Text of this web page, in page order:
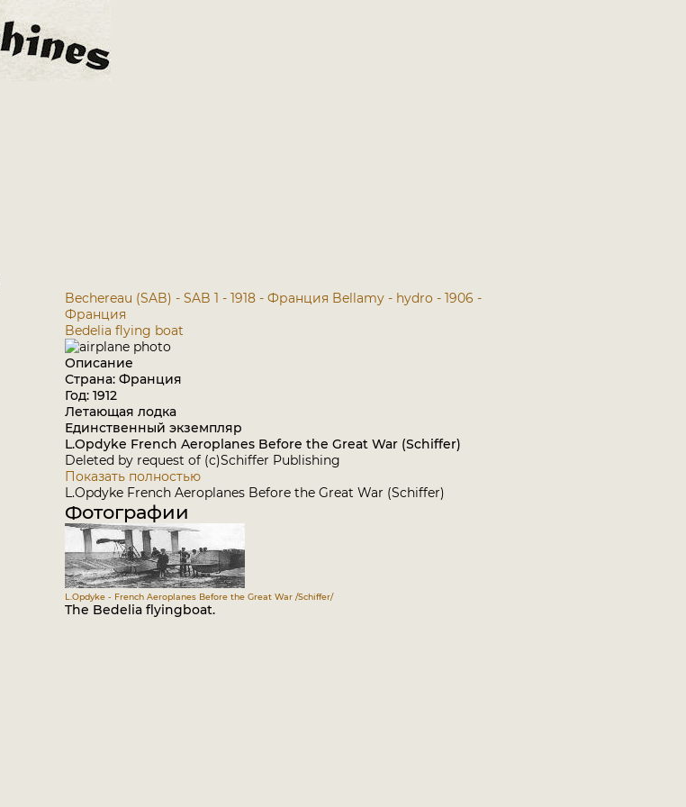
Bechereau (SAB) - SAB 1 - 1918 - Франция Bellamy - hydro - 1906 -
Франция
Bedelia flying boat
Описание
Страна: Франция
Год: 1912
Летающая лодка
Единственный экземпляр
L.Opdyke French Aeroplanes Before the Great War (Schiffer)
Deleted by request of (c)Schiffer Publishing
Показать полностью
L.Opdyke French Aeroplanes Before the Great War (Schiffer)
Фотографии
L.Opdyke - French Aeroplanes Before the Great War /Schiffer/
The Bedelia flyingboat.